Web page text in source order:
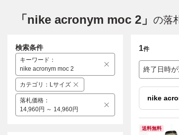
「nike acronym moc 2」 の落
1件
終了日時
nike
送料無料
検索条件
キーワード ：
nike acronym moc 2
カテゴリ ： Lサイズ
落札価格 ：
14,960円 ～ 14,960円